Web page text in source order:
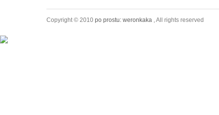
Copyright © 2010 po prostu: weronkaka , All rights reserved